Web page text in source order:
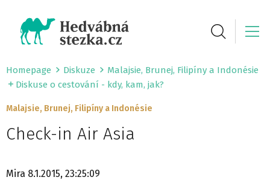
Homepage Diskuze
Malajsie, Brunej, Filipíny a Indonésie
Diskuse o cestování - kdy, kam, jak?
Malajsie, Brunej, Filipíny a Indonésie
Check-in Air Asia
Mira 8.1.2015, 23:25:09